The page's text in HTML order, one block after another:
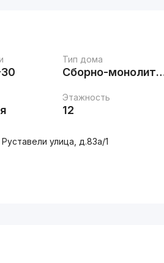
Тип дома
Сборно-
Этажность
12
улица, д.83a/1